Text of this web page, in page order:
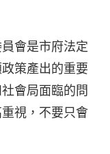
會是市府法定
策產出的重要
會局面臨的問
視，不要只會